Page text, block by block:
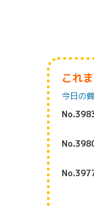
これ
今日の